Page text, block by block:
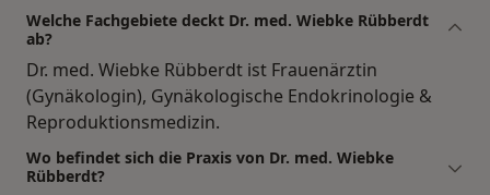
Welche Fachgebiete deckt Dr. med. Wiebke Rübberdt
ab?
Dr. med. Wiebke Rübberdt ist Frauenärztin
(Gynäkologin), Gynäkologische Endokrinologie &
Reproduktionsmedizin.
Wo befindet sich die Praxis von Dr. med. Wiebke
Rübberdt?